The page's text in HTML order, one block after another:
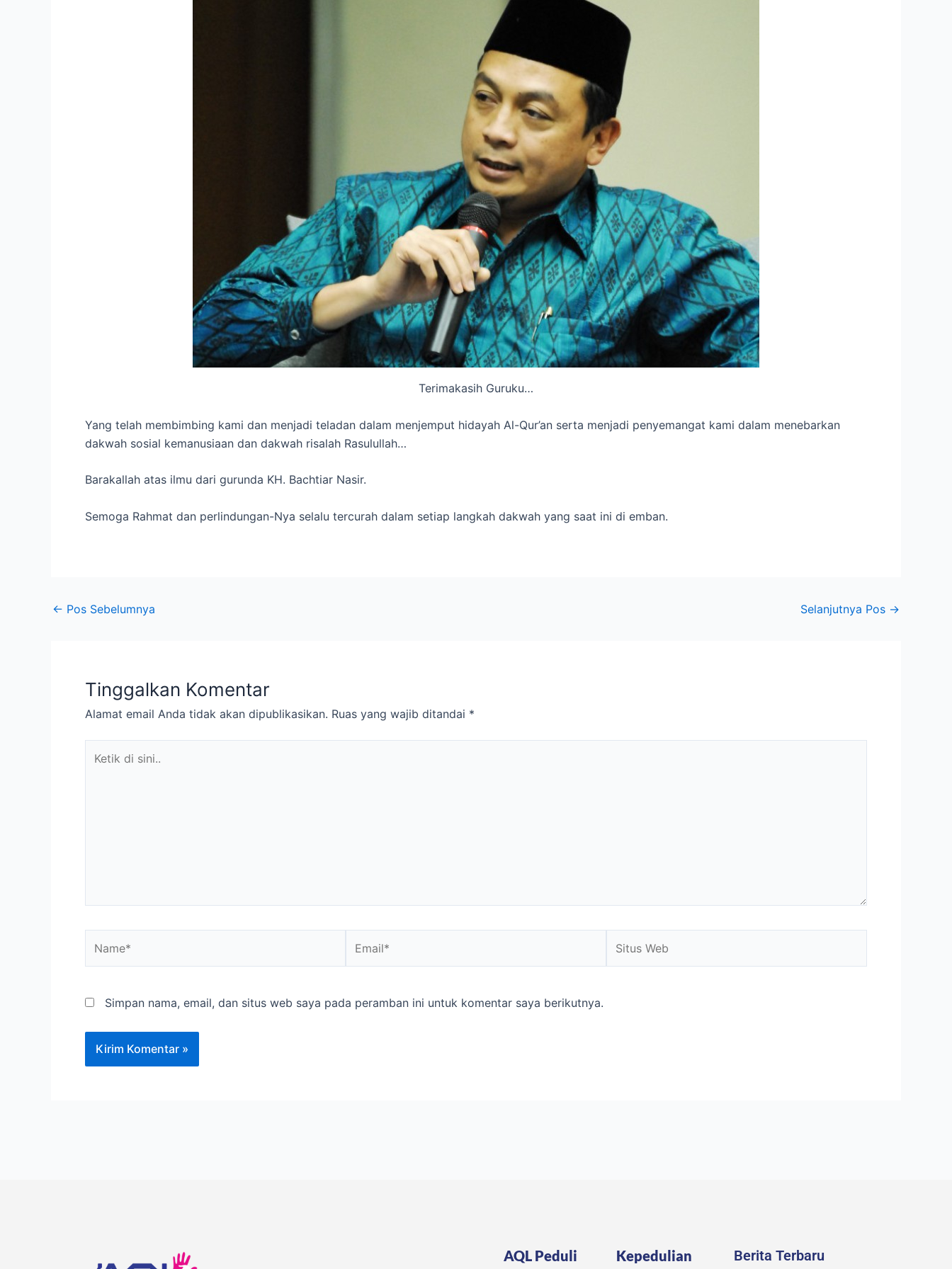
Terimakasih Guruku…
Yang telah membimbing kami dan menjadi teladan dalam menjemput hidayah Al-Qur’an serta menjadi penyemangat kami dalam menebarkan
dakwah sosial kemanusiaan dan dakwah risalah Rasulullah…
Barakallah atas ilmu dari gurunda KH. Bachtiar Nasir.
Semoga Rahmat dan perlindungan-Nya selalu tercurah dalam setiap langkah dakwah yang saat ini di emban.
← Pos Sebelumnya Selanjutnya Pos →
Tinggalkan Komentar
Alamat email Anda tidak akan dipublikasikan. Ruas yang wajib ditandai *
Web
Simpan nama, email, dan situs web saya pada peramban ini untuk komentar saya berikutnya.
AQL Peduli Kepedulian Berita Terbaru